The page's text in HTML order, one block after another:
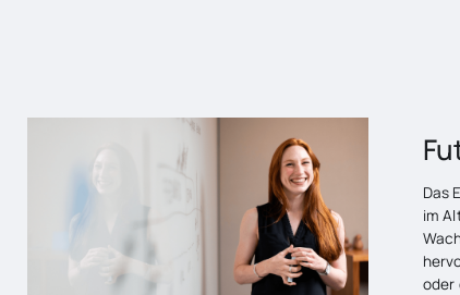
VERHALTENSENTWICKLUNG,
COACHING & SPARRING
Das
im
oder